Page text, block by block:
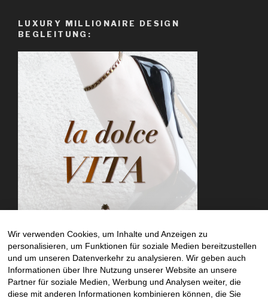
LUXURY MILLIONAIRE DESIGN
BEGLEITUNG:
SUCHE
Wir verwenden Cookies, um Inhalte und Anzeigen zu
personalisieren, um Funktionen für soziale Medien bereitzustellen
und um unseren Datenverkehr zu analysieren. Wir geben auch
Informationen über Ihre Nutzung unserer Website an unsere
Partner für soziale Medien, Werbung und Analysen weiter, die
diese mit anderen Informationen kombinieren können, die Sie